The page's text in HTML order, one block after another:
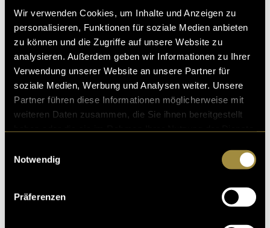
Wir verwenden Cookies, um Inhalte und Anzeigen zu
personalisieren, Funktionen für soziale Medien anbieten
zu können und die Zugriffe auf unsere Website zu
analysieren. Außerdem geben wir Informationen zu Ihrer
Verwendung unserer Website an unsere Partner für
soziale Medien, Werbung und Analysen weiter. Unsere
Partner führen diese Informationen möglicherweise mit
weiteren Daten zusammen, die Sie ihnen bereitgestellt
Notwendig
Präferenzen
Die neue Website ist ab Ende Januar unter
audiopur.cherreichbar. Das Mockup dazu ist aber
schon jetzt aufFigmaeinsehbar.